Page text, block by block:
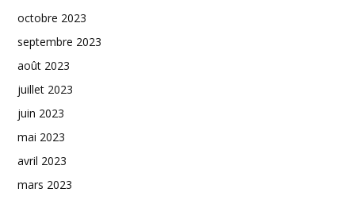
octobre 2023
septembre 2023
août 2023
juillet 2023
juin 2023
mai 2023
avril 2023
mars 2023